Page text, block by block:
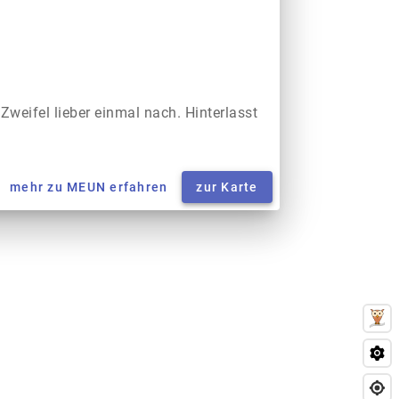
lieber einmal nach. Hinterlasst
mehr zu MEUN erfahren zur Karte